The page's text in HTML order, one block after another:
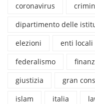
coronavirus
dipartimento delle
elezioni
enti locali
federalismo
giustizia
gran
islam
italia